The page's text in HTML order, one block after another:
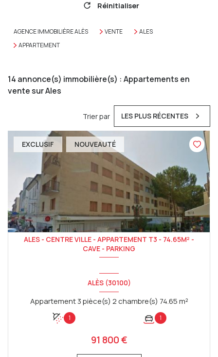
Réinitialiser
AGENCE IMMOBILIÈRE ALÈS VENTE
ALES
APPARTEMENT
14 annonce(s) immobilière(s) : Appartements en
vente sur Ales
Trier par LES PLUS RÉCENTES
EXCLUSIF NOUVEAUTÉ
ALES - CENTRE VILLE - APPARTEMENT T3 - 74.65M² -
CAVE - PARKING
ALÈS (30100)
Appartement 3 pièce(s) 2 chambre(s) 74.65 m²
1 1
91 800 €